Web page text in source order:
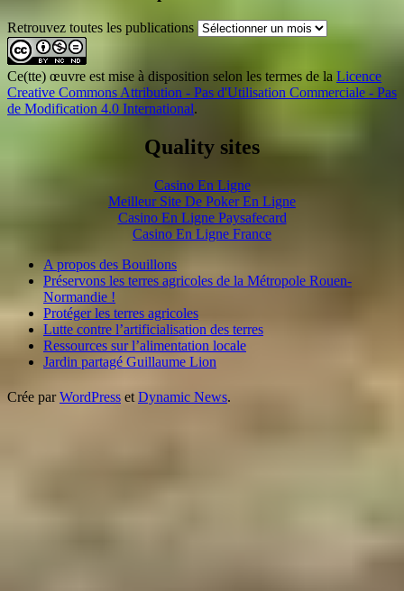
Retrouvez toutes les publications
Ce(tte) œuvre est mise à disposition selon les termes de la Licence
Creative Commons Attribution - Pas d'Utilisation Commerciale - Pas
de Modification 4.0 International.
Quality sites
Casino En Ligne
Meilleur Site De Poker En Ligne
Casino En Ligne Paysafecard
Casino En Ligne France
A propos des Bouillons
Préservons les terres agricoles de la Métropole Rouen-
Normandie !
Protéger les terres agricoles
Lutte contre l’artificialisation des terres
Ressources sur l’alimentation locale
Jardin partagé Guillaume Lion
Crée parWordPress et Dynamic News.